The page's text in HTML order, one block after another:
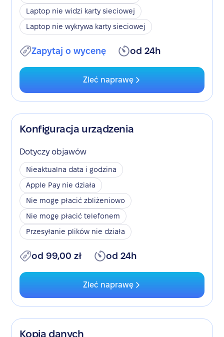
Laptop nie widzi karty sieciowej
Laptop nie wykrywa karty sieciowej
Zapytaj o wycenę od 24h
Zleć naprawę
Konfiguracja urządzenia
Dotyczy objawów
Nieaktualna data i godzina
Apple Pay nie działa
Nie mogę płacić zbliżeniowo
Nie mogę płacić telefonem
Przesyłanie plików nie działa
od 99,00 zł od 24h
Zleć naprawę
Kopia danych